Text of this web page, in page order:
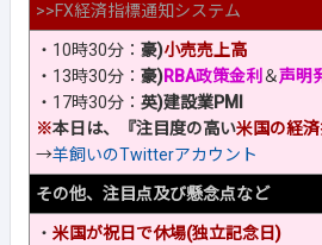
>>FX経済指標通知システム
・10時30分： 豪)小売売上高
・13時30分： 豪)RBA政策金利 ＆声明
・17時30分： 英)建設業PMI
※本日は、『注目度の高い米国の経
→羊飼いのTwitterアカウント
その他、注目点及び懸念点など
・ 米国が祝日で休場(独立記念日)